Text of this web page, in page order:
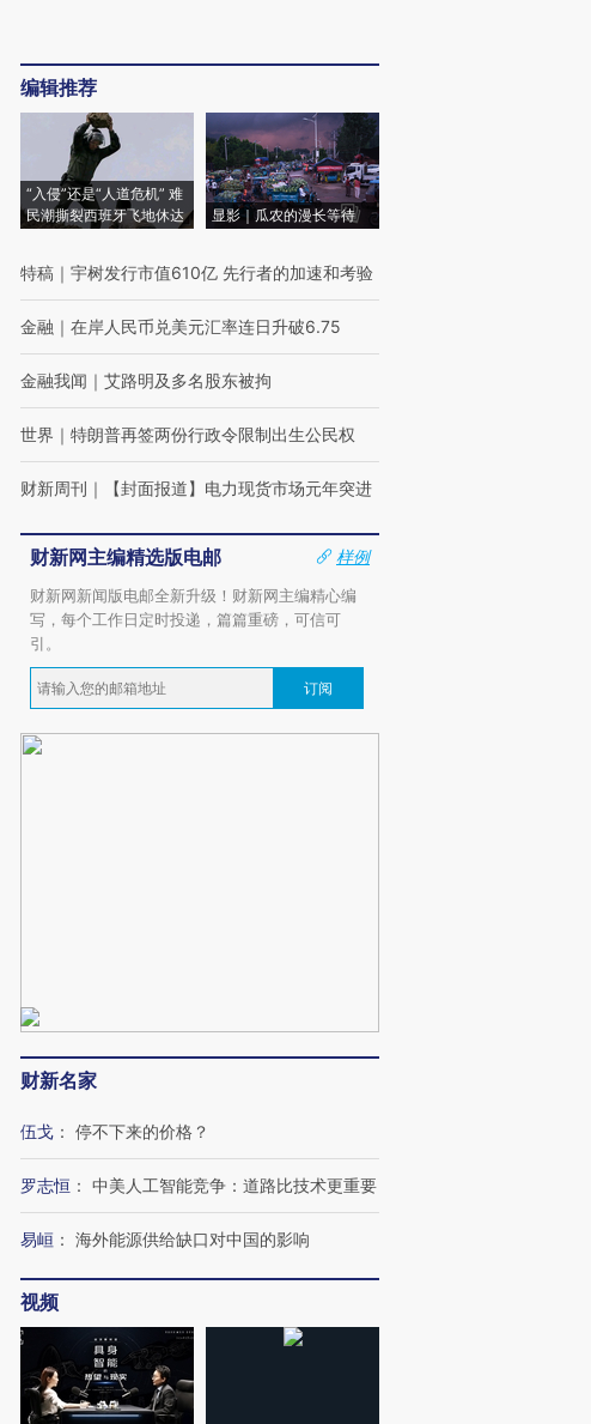
行员跨国走私7万
头丸 尿检体内含3种
视线｜被称为“蟑螂”的印
度Z世代 用街头抗争将教
育部长拱下台
机”？难民潮撕裂西班牙
飞地休达
】走进第四届链博
让数智科技“链”接产
【特别呈现】寻找100种
有意思的生活方式·第三对
【商旅对话】华住集团
编辑推荐
“入侵”还是“人道危机” 难
民潮撕裂西班牙飞地休达
显影｜瓜农的漫长等待
特稿 ｜ 宇树发行市值610亿 先行者的加速和考验
金融 ｜ 在岸人民币兑美元汇率连日升破6.75
金融我闻 ｜ 艾路明及多名股东被拘
世界 ｜ 特朗普再签两份行政令限制出生公民权
财新周刊 ｜ 【封面报道】电力现货市场元年突进
财新网主编精选版电邮
样例
财新网新闻版电邮全新升级！财新网主编精心编
写，每个工作日定时投递，篇篇重磅，可信可
引。
订阅
财新名家
伍戈 ： 停不下来的价格？
罗志恒 ： 中美人工智能竞争：道路比技术更重要
易峘 ： 海外能源供给缺口对中国的影响
视频